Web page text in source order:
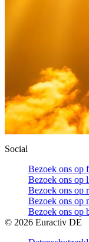
Social
Bezoek ons op
Bezoek ons op
Bezoek ons op
Bezoek ons op
Bezoek ons op
© 2026 Euractiv DE